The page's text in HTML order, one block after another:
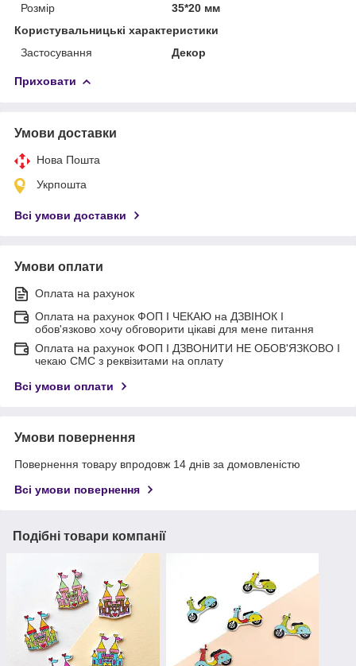
Розмір
35*20 мм
Користувальницькі характеристики
Застосування
Декор
Приховати
Умови доставки
Нова Пошта
Укрпошта
Всі умови доставки
Умови оплати
Оплата на рахунок
Оплата на рахунок ФОП I ЧЕКАЮ на ДЗВІНОК I
обов'язково хочу обговорити цікаві для мене питання
Оплата на рахунок ФОП I ДЗВОНИТИ НЕ ОБОВ'ЯЗКОВО I
чекаю СМС з реквізитами на оплату
Всі умови оплати
Умови повернення
Повернення товару впродовж 14 днів за домовленістю
Всі умови повернення
Подібні товари компанії